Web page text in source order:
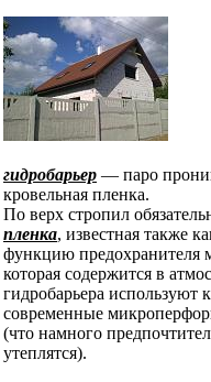
гидробарьер — паро
кровельная пленка.
По верх стропил
пленка, известная также
функцию предохранителя
которая содержится в
гидробарьера используют
современные
(что намного
утеплятся).